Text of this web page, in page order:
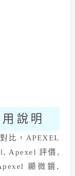
說明